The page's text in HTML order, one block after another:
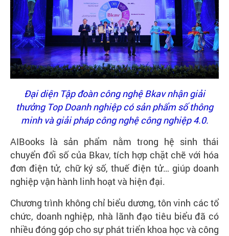
Đại diện Tập đoàn công nghệ Bkav nhận giải
thưởng Top Doanh nghiệp có sản phẩm số thông
minh và giải pháp công nghệ công nghiệp 4.0.
AIBooks là sản phẩm nằm trong hệ sinh thái
chuyển đổi số của Bkav, tích hợp chặt chẽ với hóa
đơn điện tử, chữ ký số, thuế điện tử… giúp doanh
nghiệp vận hành linh hoạt và hiện đại.
Chương trình không chỉ biểu dương, tôn vinh các tổ
chức, doanh nghiệp, nhà lãnh đạo tiêu biểu đã có
nhiều đóng góp cho sự phát triển khoa học và công